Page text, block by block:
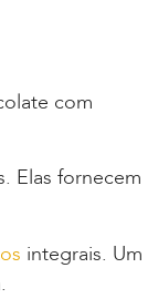
com
Elas fornecem
integrais. Um